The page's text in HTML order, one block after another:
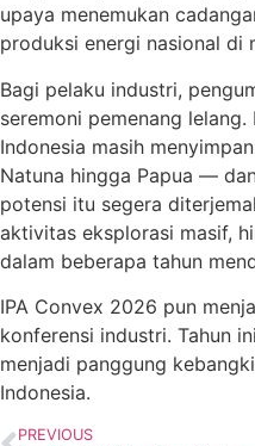
upaya menemukan
produksi energi nasional di
Bagi pelaku industri,
seremoni pemenang
Indonesia masih
Natuna hingga Papua —
potensi itu segera
aktivitas eksplorasi masif,
dalam beberapa tahun
IPA Convex 2026 pun
konferensi industri. Tahun
menjadi panggung
Indonesia.
PREVIOUS